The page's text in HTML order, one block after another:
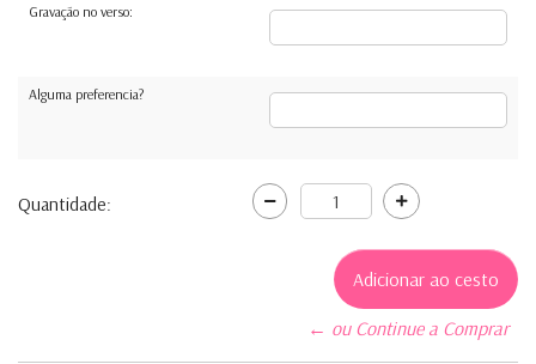
Gravação no verso:
Alguma preferencia?
Quantidade:
← ou Continue a Comprar